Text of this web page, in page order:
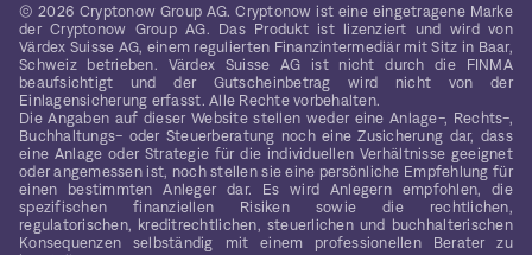
© 2026 Cryptonow Group AG. Cryptonow ist eine eingetragene Marke
der Cryptonow Group AG. Das Produkt ist lizenziert und wird von
Värdex Suisse AG, einem regulierten Finanzintermediär mit Sitz in Baar,
Schweiz betrieben. Värdex Suisse AG ist nicht durch die FINMA
beaufsichtigt und der Gutscheinbetrag wird nicht von der
Einlagensicherung erfasst. Alle Rechte vorbehalten.
Die Angaben auf dieser Website stellen weder eine Anlage-, Rechts-,
Buchhaltungs- oder Steuerberatung noch eine Zusicherung dar, dass
eine Anlage oder Strategie für die individuellen Verhältnisse geeignet
oder angemessen ist, noch stellen sie eine persönliche Empfehlung für
einen bestimmten Anleger dar. Es wird Anlegern empfohlen, die
spezifischen finanziellen Risiken sowie die rechtlichen,
regulatorischen, kreditrechtlichen, steuerlichen und buchhalterischen
Konsequenzen selbständig mit einem professionellen Berater zu